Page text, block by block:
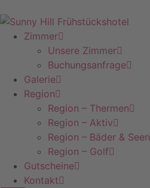
to
contentZimmer
Unsere Zimmer
Buchungsanfrage
Galerie
Region
Region – Thermen
Region – Aktiv
Region – Bäder & Seen
Region – Golf
Gutscheine
Kontakt